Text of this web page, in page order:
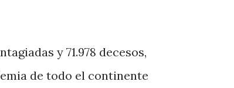
y 71.978 decesos,
de todo el continente